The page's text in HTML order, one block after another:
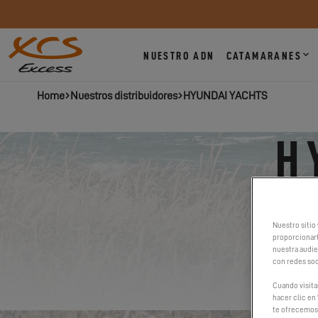
NUESTRO ADN CATAMARANES
Home Nuestros distribuidores HYUNDAI YACHTS
Nuestro sitio
nuestra
con redes
Cuando
hacer clic en
te